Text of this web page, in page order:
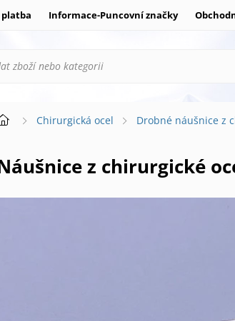
platba Informace-Puncovní značky
Chirurgická ocel Drobné náušnice z
Náušnice z chirurgické